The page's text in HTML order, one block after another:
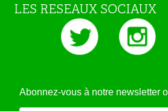
LES RESEAUX SOCIAUX
Abonnez-vous à notre newsletter